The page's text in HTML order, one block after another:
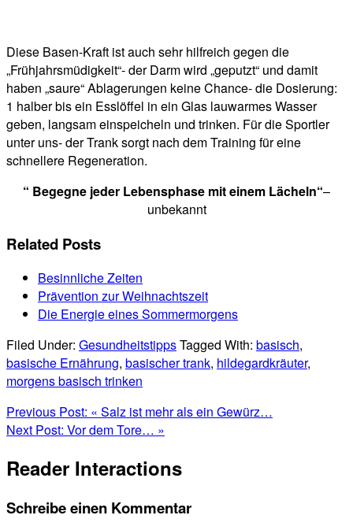
Diese Basen-Kraft ist auch sehr hilfreich gegen die
„Frühjahrsmüdigkeit“- der Darm wird „geputzt“ und damit
haben „saure“ Ablagerungen keine Chance- die Dosierung:
1 halber bis ein Esslöffel in ein Glas lauwarmes Wasser
geben, langsam einspeicheln und trinken. Für die Sportler
unter uns- der Trank sorgt nach dem Training für eine
schnellere Regeneration.
“ Begegne jeder Lebensphase mit einem Lächeln“–
unbekannt
Related Posts
Besinnliche Zeiten
Prävention zur Weihnachtszeit
Die Energie eines Sommermorgens
Filed Under: GesundheitstippsTagged With: basisch,
basische Ernährung, basischer trank, hildegardkräuter,
morgens basisch trinken
Previous Post: « Salz ist mehr als ein Gewürz…
Next Post: Vor dem Tore… »
Reader Interactions
Schreibe einen Kommentar